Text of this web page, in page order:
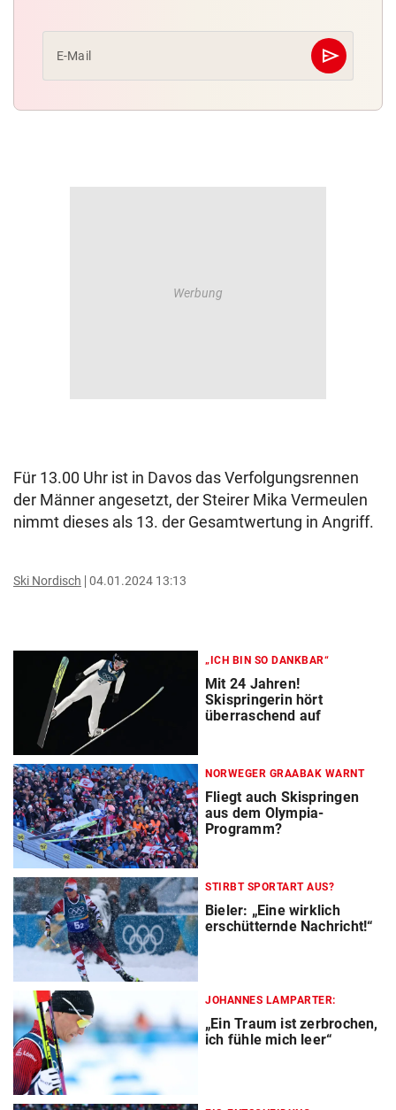
E-Mail send
Abschicken
Für 13.00 Uhr ist in Davos das Verfolgungsrennen
der Männer angesetzt, der Steirer Mika Vermeulen
nimmt dieses als 13. der Gesamtwertung in Angriff.
Ski Nordisch 04.01.2024 13:13
„ICH BIN SO DANKBAR“
Mit 24 Jahren!
Skispringerin hört
überraschend auf
NORWEGER GRAABAK WARNT
Fliegt auch Skispringen
aus dem Olympia-
Programm?
STIRBT SPORTART AUS?
Bieler: „Eine wirklich
erschütternde Nachricht!“
JOHANNES LAMPARTER:
„Ein Traum ist zerbrochen,
ich fühle mich leer“